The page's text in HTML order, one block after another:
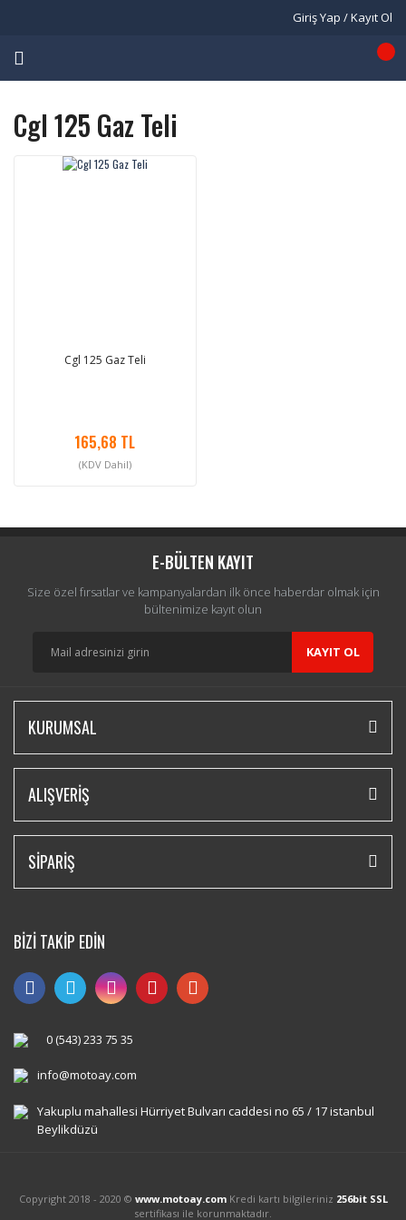
Giriş Yap / Kayıt Ol
Cgl 125 Gaz Teli
Cgl 125 Gaz Teli
165,68 TL
(KDV Dahil)
E-BÜLTEN KAYIT
Size özel fırsatlar ve kampanyalardan ilk önce haberdar olmak için
bültenimize kayıt olun
KAYIT OL
KURUMSAL
ALIŞVERİŞ
SİPARİŞ
BİZİ TAKİP EDİN
0 (543) 233 75 35
info@motoay.com
Yakuplu mahallesi Hürriyet Bulvarı caddesi no 65 / 17 istanbul
Beylikdüzü
Copyright 2018 - 2020 © www.motoay.comKredi kartı bilgileriniz 256bit SSL
sertifikası ile korunmaktadır.